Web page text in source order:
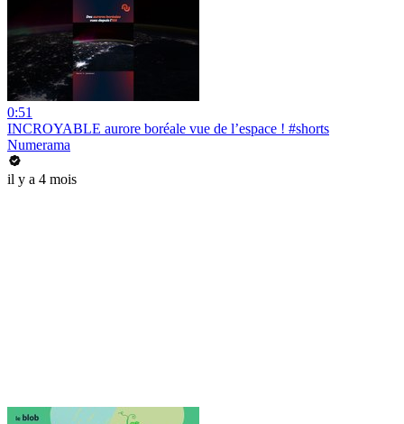
0:51
INCROYABLE aurore boréale vue de l’espace ! #shorts
Numerama
il y a 4 mois